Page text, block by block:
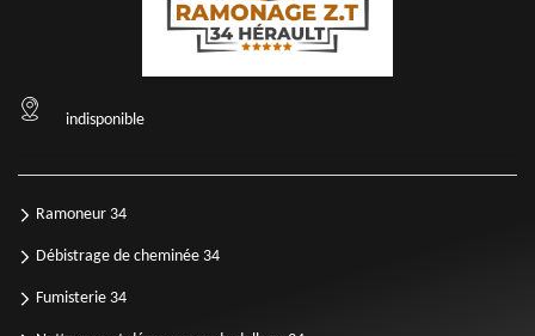
indisponible
Ramoneur 34
Débistrage de cheminée 34
Fumisterie 34